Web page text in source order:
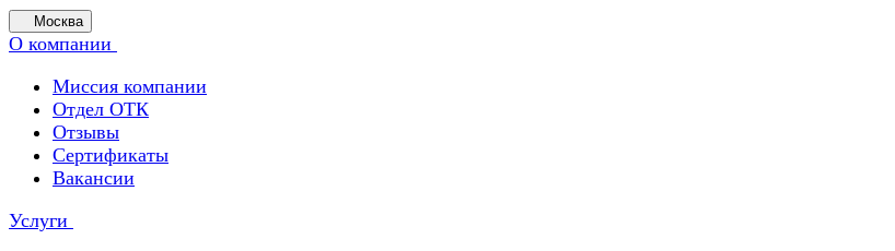
Москва
О компании
Миссия компании
Отдел ОТК
Отзывы
Сертификаты
Вакансии
Услуги